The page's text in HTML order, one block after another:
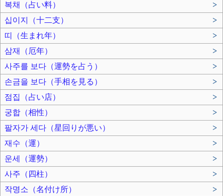
복채（占い料）
>
십이지（十二支）
>
띠（生まれ年）
>
삼재（厄年）
>
사주를 보다（運勢を占う）
>
손금을 보다（手相を見る）
>
점집（占い店）
>
궁합（相性）
>
팔자가 세다（星回りが悪い）
>
재수（運）
>
운세（運勢）
>
사주（四柱）
>
작명소（名付け所）
>